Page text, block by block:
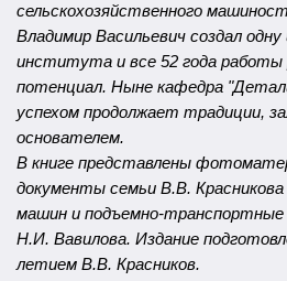
сельскохозяйственного
Владимир Васильевич создал
института и все 52 года работы
потенциал. Ныне кафедра
успехом продолжает традиции,
основателем.
В книге представлены
документы семьи В.В.
машин и подъемно-
Н.И. Вавилова. Издание
летием В.В. Красников.